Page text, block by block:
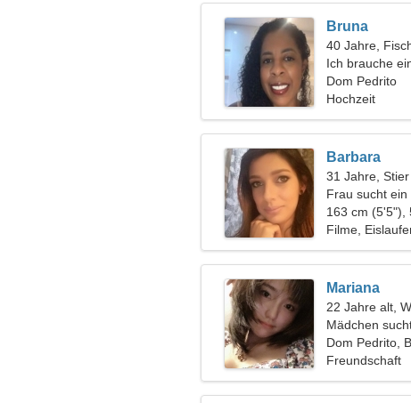
Bruna
40 Jahre,
Ich brauche
zusammen zu
Dom Pedrito
Hochzeit
Barbara
31 Jahre, Stier
Frau sucht ein
163 cm (5'5"),
Filme,
Mariana
22 Jahre alt,
Mädchen
Dom Pedrito,
Freundschaft